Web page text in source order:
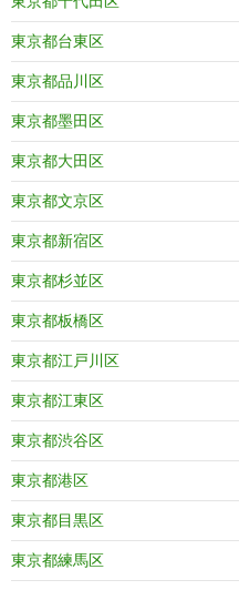
東京都台東区
東京都品川区
東京都墨田区
東京都大田区
東京都文京区
東京都新宿区
東京都杉並区
東京都板橋区
東京都江戸川区
東京都江東区
東京都渋谷区
東京都港区
東京都目黒区
東京都練馬区